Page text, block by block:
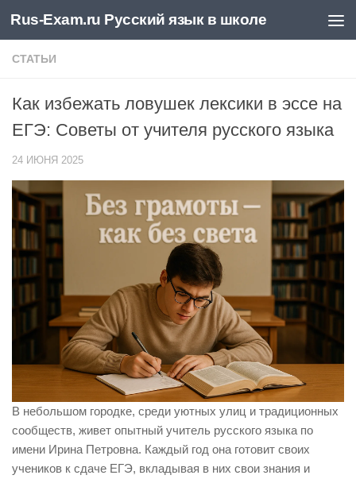
Перейти к содержимому
Rus-Exam.ru Русский язык в школе
СТАТЬИ
Как избежать ловушек лексики в эссе на
ЕГЭ: Советы от учителя русского языка
24 ИЮНЯ 2025
В небольшом городке, среди уютных улиц и традиционных
сообществ, живет опытный учитель русского языка по
имени Ирина Петровна. Каждый год она готовит своих
учеников к сдаче ЕГЭ, вкладывая в них свои знания и